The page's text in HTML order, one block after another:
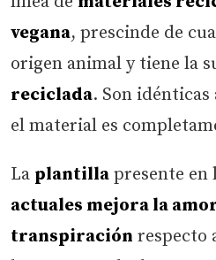
vegana, prescinde de
origen animal y tiene la
reciclada. Son
el material es
La plantilla presente en
actuales mejora la
transpiración respecto